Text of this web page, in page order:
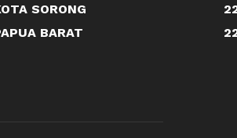
SORONG
BARAT